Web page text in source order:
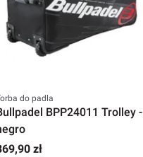
do padla
BPP24011 Trolley -
zł